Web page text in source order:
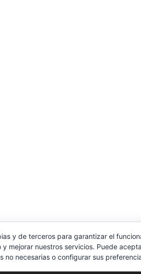
2026
y de terceros para garantizar el
y mejorar nuestros servicios. Puede
no necesarias o configurar sus